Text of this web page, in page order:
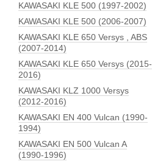
KAWASAKI KLE 500 (1997-2002)
KAWASAKI KLE 500 (2006-2007)
KAWASAKI KLE 650 Versys , ABS
(2007-2014)
KAWASAKI KLE 650 Versys (2015-
2016)
KAWASAKI KLZ 1000 Versys
(2012-2016)
KAWASAKI EN 400 Vulcan (1990-
1994)
KAWASAKI EN 500 Vulcan A
(1990-1996)